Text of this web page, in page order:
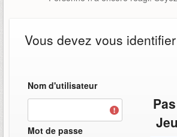
Vous devez vous
Nom d'utilisateur
Mot de passe